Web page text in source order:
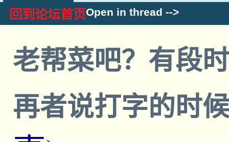
回到论坛首页Open in thread -->
老帮菜吧？有段
再者说打字的时